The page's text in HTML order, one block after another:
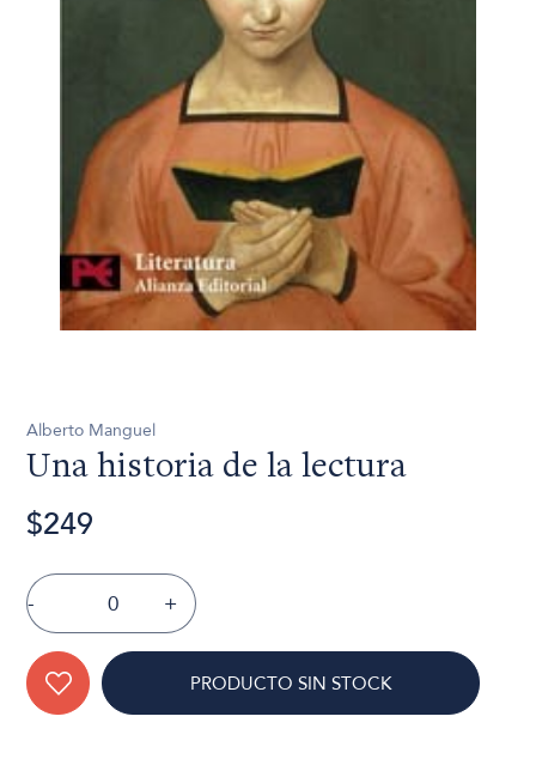
Alberto Manguel
Una historia de la lectura
$249
- +
PRODUCTO SIN STOCK